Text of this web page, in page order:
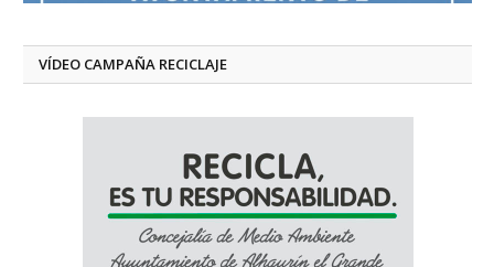
VÍDEO CAMPAÑA RECICLAJE